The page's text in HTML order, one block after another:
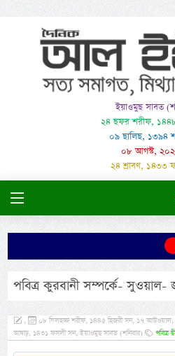
ইয়াওমুছ সাবত
২৪ ছফর শরীফ,
০৯ ছালিছ, ১৩৯৪
০৮ আগস্ট,
২৪ শ্রাবণ, ১৪৩৩
পবিত্র কুরবানী সম্পর্কে- সুওয়াল-
,
০৮ যিলহজ্জ শরীফ, ১৪৪৫ হিজরী সন, ১৭
আষাঢ়, ১৪৩১ ফসলী সন, ইয়াওমুছ সাবত (শনিবার)
পবিত্র